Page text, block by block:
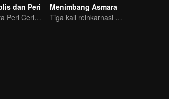
dan Peri
Kisah Cinta Peri Ceria dan Iblis Berwajah Dingin
Menimbang Asmara
Tiga kali reinkarnasi dalam hidup Qing Qing!